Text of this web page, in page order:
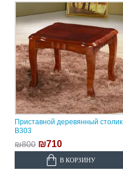
Приставной деревянный столик
B303
₪800 ₪710
В КОРЗИНУ